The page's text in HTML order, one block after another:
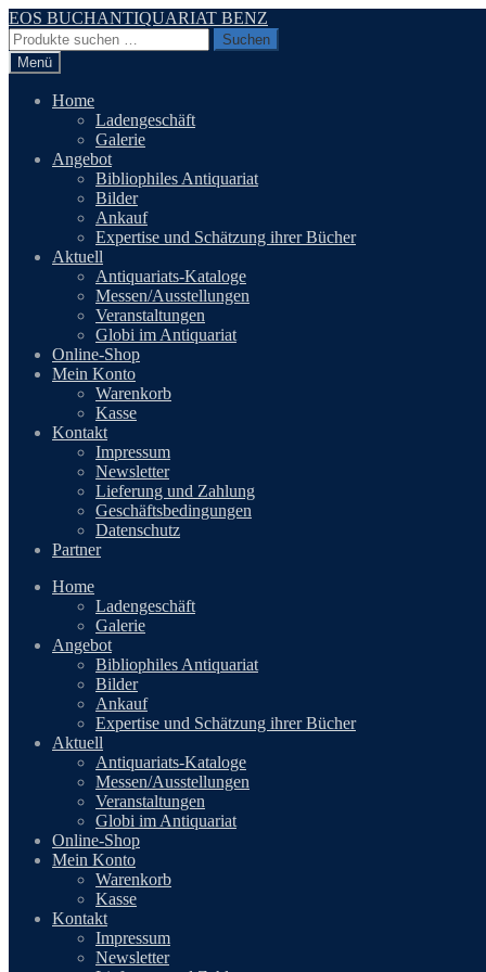
Zur
Navigation
springen
Zum
Inhalt
springen
EOS BUCHANTIQUARIAT BENZ
Suchen
nach:
Suchen
Menü
Home
Ladengeschäft
Galerie
Angebot
Bibliophiles Antiquariat
Bilder
Ankauf
Expertise und Schätzung ihrer Bücher
Aktuell
Antiquariats-Kataloge
Messen/Ausstellungen
Veranstaltungen
Globi im Antiquariat
Online-Shop
Mein Konto
Warenkorb
Kasse
Kontakt
Impressum
Newsletter
Lieferung und Zahlung
Geschäftsbedingungen
Datenschutz
Partner
Home
Ladengeschäft
Galerie
Angebot
Bibliophiles Antiquariat
Bilder
Ankauf
Expertise und Schätzung ihrer Bücher
Aktuell
Antiquariats-Kataloge
Messen/Ausstellungen
Veranstaltungen
Globi im Antiquariat
Online-Shop
Mein Konto
Warenkorb
Kasse
Kontakt
Impressum
Newsletter